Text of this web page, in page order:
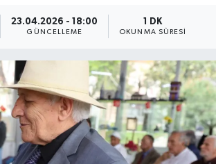
23.04.2026 - 18:00
GÜNCELLEME
1 DK
OKUNMA SÜRESI